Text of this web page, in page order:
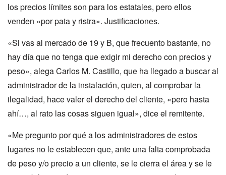
los precios límites son para los estatales, pero ellos
venden «por pata y ristra». Justificaciones.
«Si vas al mercado de 19 y B, que frecuento bastante, no
hay día que no tenga que exigir mi derecho con precios y
peso», alega Carlos M. Castillo, que ha llegado a buscar al
administrador de la instalación, quien, al comprobar la
ilegalidad, hace valer el derecho del cliente, «pero hasta
ahí…, al rato las cosas siguen igual», dice el remitente.
«Me pregunto por qué a los administradores de estos
lugares no le establecen que, ante una falta comprobada
de peso y/o precio a un cliente, se le cierra el área y se le